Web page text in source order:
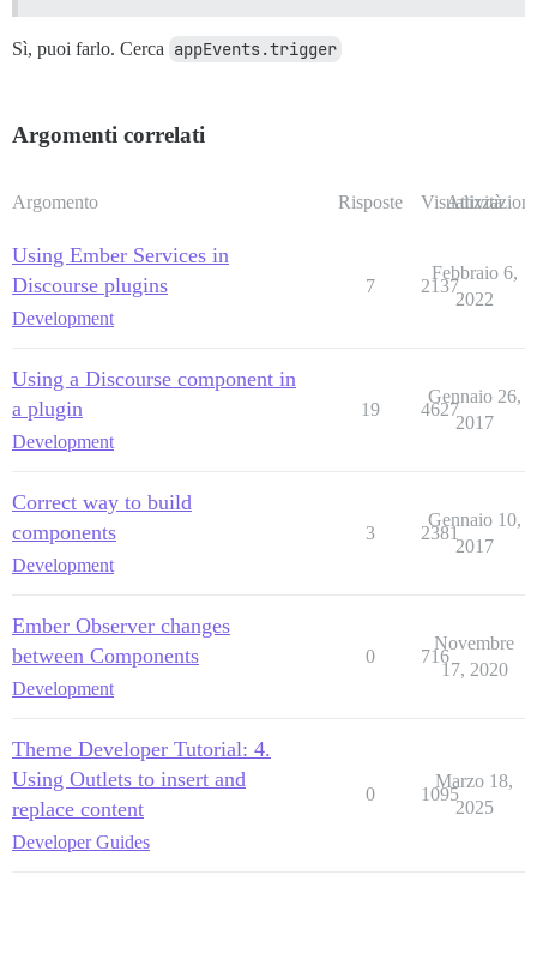
Sì, puoi farlo. Cerca appEvents.trigger
Argomenti correlati
Argomento Risposte Visualizzazioni
Attività
Using Ember Services in
Discourse plugins
Development
7 2137
Febbraio 6,
2022
Using a Discourse component in
a plugin
Development
19 4627
Gennaio 26,
2017
Correct way to build
components
Development
3 2381
Gennaio 10,
2017
Ember Observer changes
between Components
Development
0 716
Novembre
17, 2020
Theme Developer Tutorial: 4.
Using Outlets to insert and
replace content
Developer Guides
0 1095
Marzo 18,
2025